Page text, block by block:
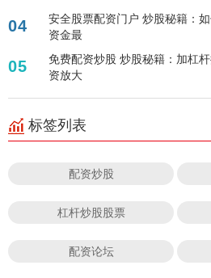
04
安全股票配资门户 炒股秘籍：
资金最
05
免费配资炒股 炒股秘籍：加杠
资放大
标签列表
配资炒股
杠杆炒股股票
配资论坛